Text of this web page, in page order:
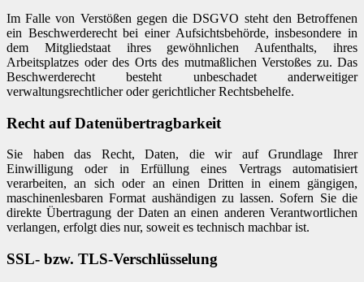
Im Falle von Verstößen gegen die DSGVO steht den Betroffenen
ein Beschwerderecht bei einer Aufsichtsbehörde, insbesondere in
dem Mitgliedstaat ihres gewöhnlichen Aufenthalts, ihres
Arbeitsplatzes oder des Orts des mutmaßlichen Verstoßes zu. Das
Beschwerderecht besteht unbeschadet anderweitiger
verwaltungsrechtlicher oder gerichtlicher Rechtsbehelfe.
Recht auf Datenübertragbarkeit
Sie haben das Recht, Daten, die wir auf Grundlage Ihrer
Einwilligung oder in Erfüllung eines Vertrags automatisiert
verarbeiten, an sich oder an einen Dritten in einem gängigen,
maschinenlesbaren Format aushändigen zu lassen. Sofern Sie die
direkte Übertragung der Daten an einen anderen Verantwortlichen
verlangen, erfolgt dies nur, soweit es technisch machbar ist.
SSL- bzw. TLS-Verschlüsselung